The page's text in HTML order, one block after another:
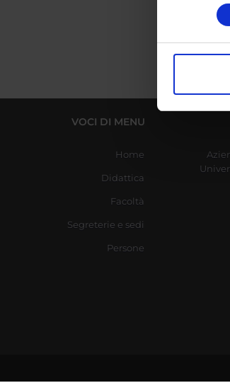
digitali).
modificare
di analisi
che
VOCI DI MENU
Home
Didattica
Facoltà
Segreterie e sedi
Persone